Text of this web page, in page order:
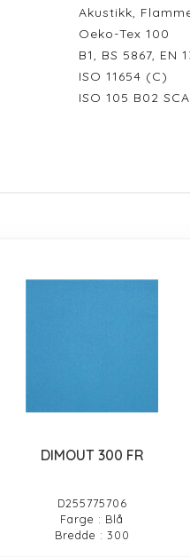
Akustikk,
Oeko-Tex 100
B1, BS 5867, EN
ISO 11654 (C)
ISO 105 B02
DIMOUT 300 FR
D255775706
Farge : Blå
Bredde : 300